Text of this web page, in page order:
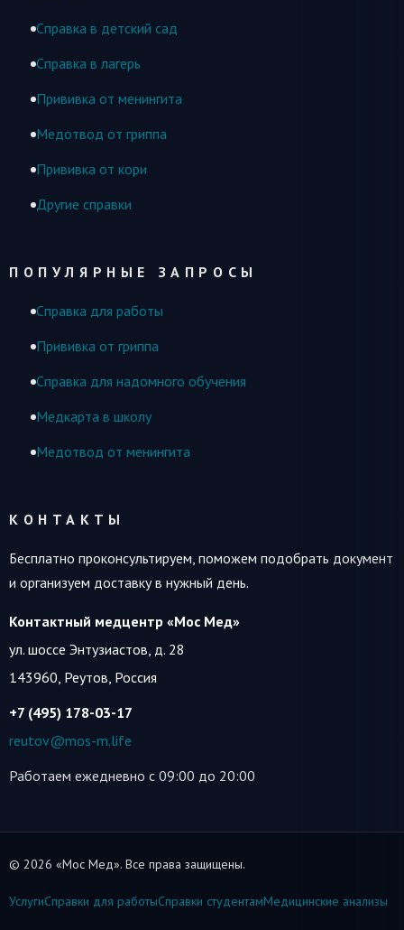
Справка в детский сад
Справка в лагерь
Прививка от менингита
Медотвод от гриппа
Прививка от кори
Другие справки
ПОПУЛЯРНЫЕ ЗАПРОСЫ
Справка для работы
Прививка от гриппа
Справка для надомного обучения
Медкарта в школу
Медотвод от менингита
КОНТАКТЫ
Бесплатно проконсультируем, поможем подобрать документ
и организуем доставку в нужный день.
Контактный медцентр «Мос Мед»
ул. шоссе Энтузиастов, д. 28
143960, Реутов, Россия
+7 (495) 178-03-17
reutov@mos-m.life
Работаем ежедневно с 09:00 до 20:00
© 2026 «Мос Мед». Все права защищены.
УслугиСправки для работыСправки студентамМедицинские анализы